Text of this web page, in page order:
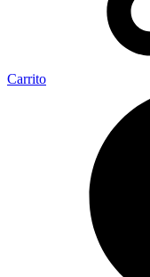
Carrito